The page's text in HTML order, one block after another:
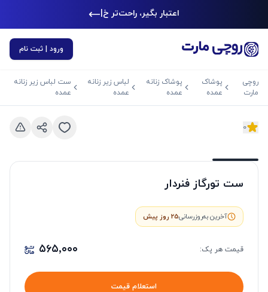
اعتبار بگیر، راحت‌تر خرید|
ورود | ثبت نام
روچی
مارت
پوشاک
عمده
پوشاک زنانه
عمده
لباس زیر زنانه
عمده
ست لباس زیر زنانه
عمده
0
ست تورگاز فنردار
آخرین به‌روزرسانی25 روز پیش
قیمت هر پک: ۵۶۵٬۰۰۰
استعلام قیمت